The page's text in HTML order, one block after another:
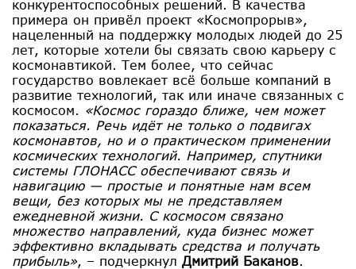
конкурентоспособных решений. В качества
примера он привёл проект «Космопрорыв»,
нацеленный на поддержку молодых людей до 25
лет, которые хотели бы связать свою карьеру с
космонавтикой. Тем более, что сейчас
государство вовлекает всё больше компаний в
развитие технологий, так или иначе связанных с
космосом. «Космос гораздо ближе, чем может
показаться. Речь идёт не только о подвигах
космонавтов, но и о практическом применении
космических технологий. Например, спутники
системы ГЛОНАСС обеспечивают связь и
навигацию — простые и понятные нам всем
вещи, без которых мы не представляем
ежедневной жизни. С космосом связано
множество направлений, куда бизнес может
эффективно вкладывать средства и получать
прибыль», – подчеркнул Дмитрий Баканов.